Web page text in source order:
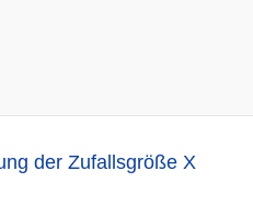
der Zufallsgröße X